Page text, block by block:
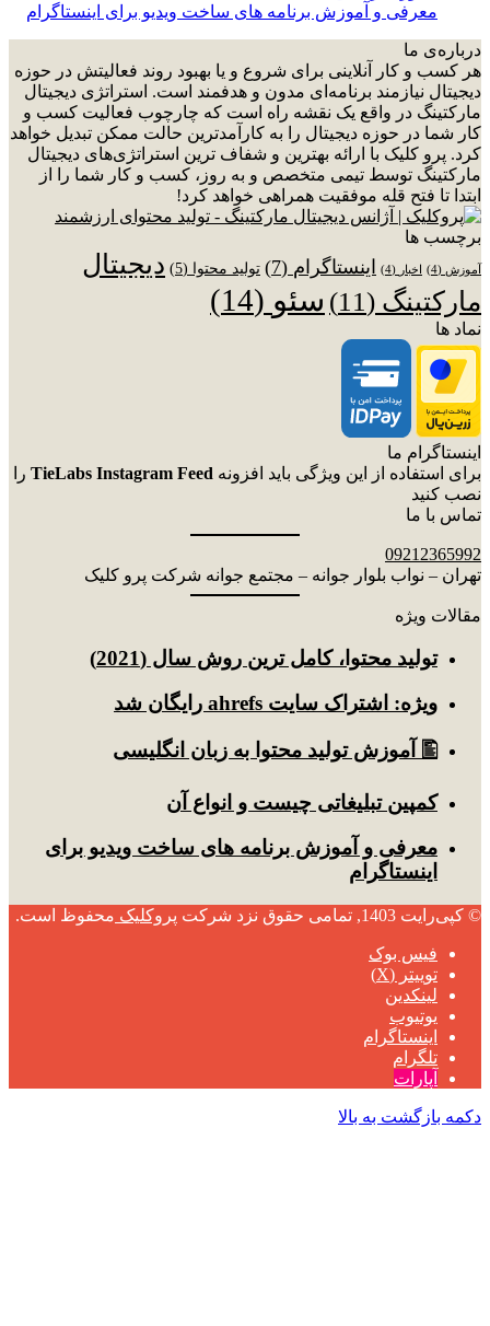
معرفی و آموزش برنامه های ساخت ویدیو برای اینستاگرام
درباره‌ی ما
هر کسب و کار آنلاینی برای شروع و یا بهبود روند فعالیتش در حوزه
دیجیتال نیازمند برنامه‌ای مدون و هدفمند است. استراتژی دیجیتال
مارکتینگ در واقع یک نقشه راه است که چارچوب فعالیت کسب و
کار شما در حوزه دیجیتال را به کارآمدترین حالت ممکن تبدیل خواهد
کرد. پرو کلیک با ارائه بهترین و شفاف ترین استراتژی‌های دیجیتال
مارکتینگ توسط تیمی متخصص و به روز، کسب و کار شما را از
ابتدا تا فتح قله موفقیت همراهی خواهد کرد!
برچسب ها
آموزش (4) اخبار (4) اینستاگرام (7) تولید محتوا (5)
دیجیتال
مارکتینگ (11) سئو (14)
نماد ها
اینستاگرام ما
برای استفاده از این ویژگی باید افزونه TieLabs Instagram Feed را
نصب کنید
تماس با ما
09212365992
تهران – نواب بلوار جوانه – مجتمع جوانه شرکت پرو کلیک
مقالات ویژه
توليد محتوا، کامل ترین روش سال (2021)
ویژه: اشتراک سایت ahrefs رایگان شد
🖺 آموزش تولید محتوا به زبان انگلیسی
کمپین تبلیغاتی چیست و انواع آن
معرفی و آموزش برنامه های ساخت ویدیو برای
اینستاگرام
© کپی‌رایت 1403, تمامی حقوق نزد شرکت پروکلیک محفوظ است.
فیس بوک
توییتر (X)
لینکدین
یوتیوب
اینستاگرام
تلگرام
آپارات
دکمه بازگشت به بالا